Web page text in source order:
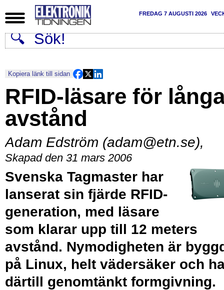
FREDAG 7 AUGUSTI 2026
Kopiera länk till sidan
RFID-läsare för
avstånd
Adam Edström (adam@etn.se),
Skapad den 31 mars 2006
Svenska Tagmaster har
lanserat sin fjärde RFID-
generation, med läsare
som klarar upp till 12 meters
avstånd. Nymodigheten är
på Linux, helt vädersäker och
därtill genomtänkt formgivning.